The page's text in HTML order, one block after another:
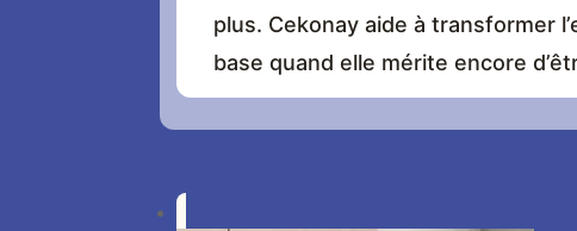
plus. Cekonay aide à transformer
base quand elle mérite encore